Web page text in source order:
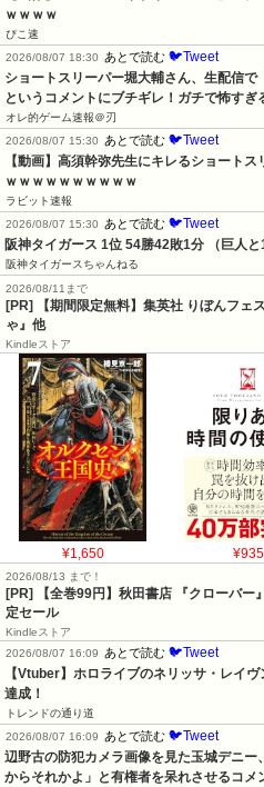
ｗｗｗｗ
ぴこ速
2026/08/07 18:30
あとで読む 🐦Tweet
ショートスリーパー堀大輔さん、生配信で
というコメントにブチギレ！ガチで怖すぎ
オレ的ゲーム速報＠刃
2026/08/07 15:30
あとで読む 🐦Tweet
【動画】高須幹弥先生にキレるショート
ｗｗｗｗｗｗｗｗｗｗ
ラビット速報
2026/08/07 15:30
あとで読む 🐦Tweet
阪神タイガース 1位 54勝42敗1分 （巨人
阪神タイガースちゃんねる
2026/08/11まで
[PR] 【期間限定無料】集英社 りぼんフェ
ゃ』他
Kindleストア
¥1,650 ¥935
2026/08/13 まで！
[PR]
【全巻99円】秋田書店 『クローバ
定セール
Kindleストア
2026/08/07 16:09
あとで読む 🐦Tweet
【Vtuber】ホロライブのネリッサ・レイ
達成！
トレンドの通り道
2026/08/07 16:09
あとで読む 🐦Tweet
辺野古の防犯カメラ画像を見た玉城デニ
からそれかよ」と有権者を呆れさせるコ